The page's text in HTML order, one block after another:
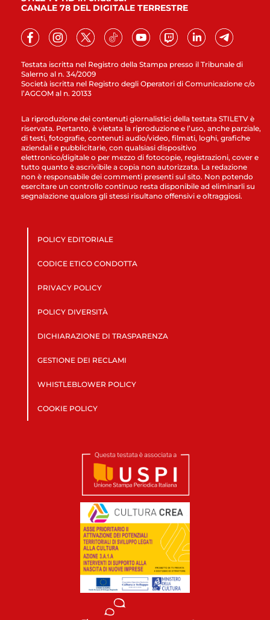
Testata iscritta nel Registro della Stampa presso il Tribunale di
Salerno al n. 34/2009
Società iscritta nel Registro degli Operatori di Comunicazione c/o
l’AGCOM al n. 20133
CANALE 78 DEL DIGITALE TERRESTRE
La riproduzione dei contenuti giornalistici della testata STILETV è
riservata. Pertanto, è vietata la riproduzione e l’uso, anche parziale,
di testi, fotografie, contenuti audio/video, filmati, loghi, grafiche
aziendali e pubblicitarie, con qualsiasi dispositivo
elettronico/digitale o per mezzo di fotocopie, registrazioni, cover e
tutto quanto è ascrivibile a copia non autorizzata. La redazione
non è responsabile dei commenti presenti sul sito. Non potendo
esercitare un controllo continuo resta disponibile ad eliminarli su
segnalazione qualora gli stessi risultano offensivi e oltraggiosi.
POLICY EDITORIALE
CODICE ETICO CONDOTTA
PRIVACY POLICY
POLICY DIVERSITÀ
DICHIARAZIONE DI TRASPARENZA
GESTIONE DEI RECLAMI
WHISTLEBLOWER POLICY
COOKIE POLICY